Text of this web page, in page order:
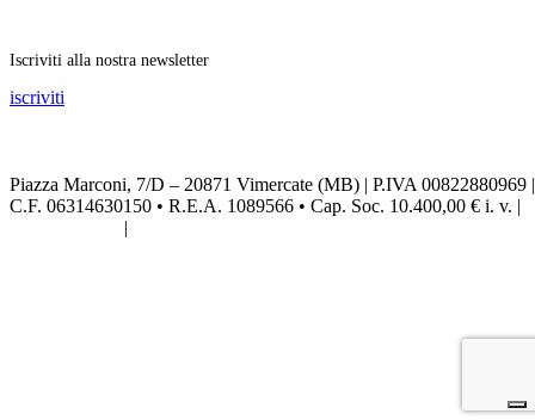
Iscriviti alla nostra newsletter
iscriviti
Piazza Marconi, 7/D – 20871 Vimercate (MB) | P.IVA 00822880969 |
C.F. 06314630150 • R.E.A. 1089566 • Cap. Soc. 10.400,00 € i. v. |